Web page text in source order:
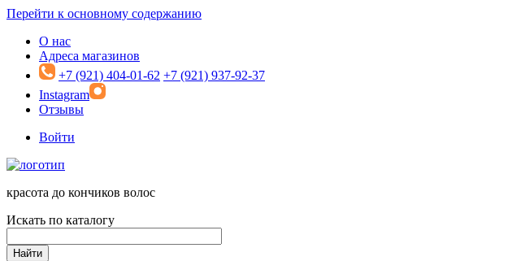
Перейти к основному содержанию
О нас
Адреса магазинов
+7 (921) 404-01-62 +7 (921) 937-92-37
Instagram
Отзывы
Войти
красота до кончиков волос
Искать по каталогу
Найти